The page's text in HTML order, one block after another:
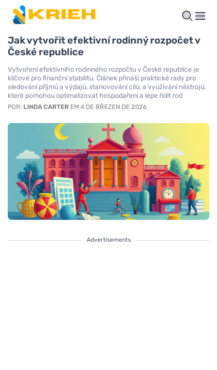
Jak vytvořit efektivní rodinný rozpočet v
České republice
Vytvoření efektivního rodinného rozpočtu v České republice je
klíčové pro finanční stabilitu. Článek přináší praktické rady pro
sledování příjmů a výdajů, stanovování cílů, a využívání nástrojů,
které pomohou optimalizovat hospodaření a lépe řídit rod
POR: LINDA CARTER EM 4 DE BŘEZEN DE 2026
Advertisements